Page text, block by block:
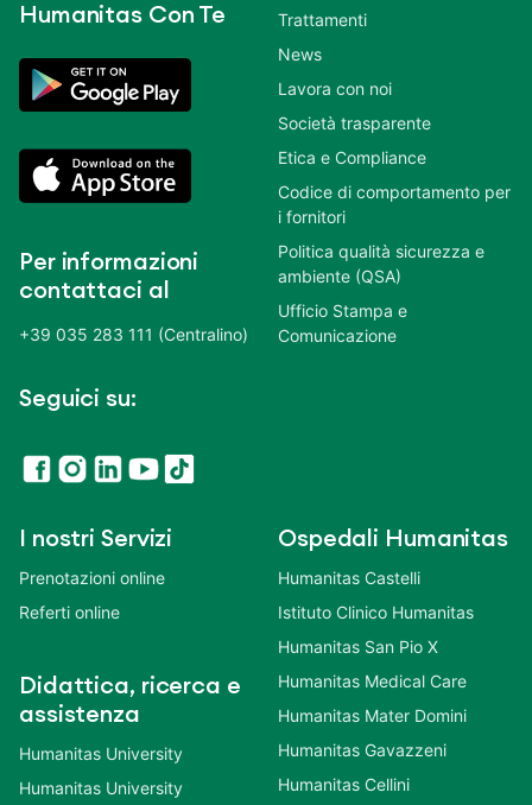
Humanitas Con Te
Per informazioni
contattaci al
+39 035 283 111 (Centralino)
Seguici su:
Trattamenti
News
Lavora con noi
Società trasparente
Etica e Compliance
Codice di comportamento per
i fornitori
Politica qualità sicurezza e
ambiente (QSA)
Ufficio Stampa e
Comunicazione
I nostri Servizi
Prenotazioni online
Referti online
Didattica, ricerca e
assistenza
Humanitas University
Humanitas University
Ospedali Humanitas
Humanitas Castelli
Istituto Clinico Humanitas
Humanitas San Pio X
Humanitas Medical Care
Humanitas Mater Domini
Humanitas Gavazzeni
Humanitas Cellini